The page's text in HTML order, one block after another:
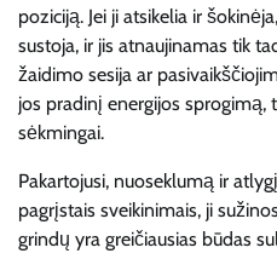
poziciją. Jei ji atsikelia ir
sustoja, ir jis atnaujinamas tik
žaidimo sesija ar
jos pradinį energijos sprogimą,
sėkmingai.
Pakartojusi, nuoseklumą ir
pagrįstais sveikinimais, ji
grindų yra greičiausias būdas